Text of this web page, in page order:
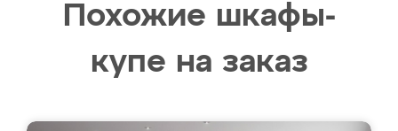
Похожие шкафы-
купе на заказ